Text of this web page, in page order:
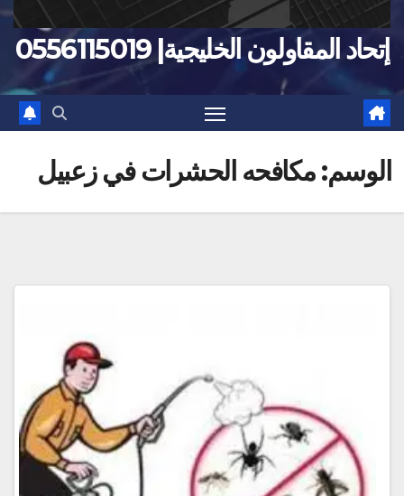
إتحاد المقاولون الخليجية| 0556115019
الوسم:مكافحه الحشرات في زعبيل